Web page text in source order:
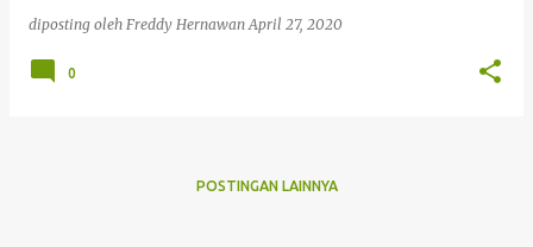
diposting oleh Freddy Hernawan April 27, 2020
0
POSTINGAN LAINNYA